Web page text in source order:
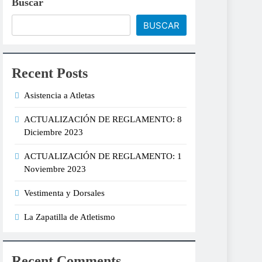
Buscar
BUSCAR
Recent Posts
Asistencia a Atletas
ACTUALIZACIÓN DE REGLAMENTO: 8
Diciembre 2023
ACTUALIZACIÓN DE REGLAMENTO: 1
Noviembre 2023
Vestimenta y Dorsales
La Zapatilla de Atletismo